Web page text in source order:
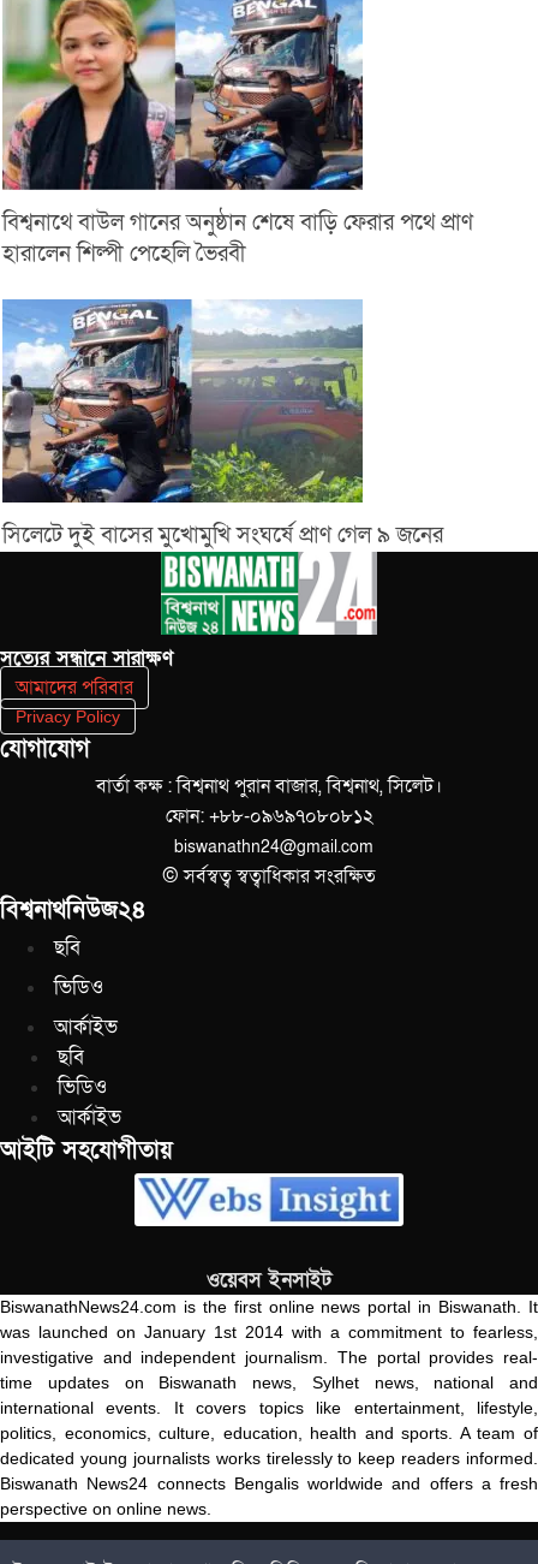
বিশ্বনাথে বাউল গানের অনুষ্ঠান শেষে বাড়ি ফেরার পথে প্রাণ
হারালেন শিল্পী পেহেলি ভৈরবী
সিলেটে দুই বাসের মুখোমুখি সংঘর্ষে প্রাণ গেল ৯ জনের
সত‌্যের সন্ধানে সারাক্ষণ
আমাদের পরিবার
Privacy Policy
যোগাযোগ
বার্তা কক্ষ : বিশ্বনাথ পুরান বাজার, বিশ্বনাথ, সিলেট।
ফোন: +৮৮-০৯৬৯৭০৮০৮১২
biswanathn24@gmail.com
© সর্বস্বত্ব স্বত্বাধিকার সংরক্ষিত
বিশ্বনাথনিউজ২৪
ছবি
ভিডিও
আর্কাইভ
ছবি
ভিডিও
আর্কাইভ
আইটি সহযোগীতায়
ওয়েবস ইনসাইট
BiswanathNews24.com is the first online news portal in Biswanath. It
was launched on January 1st 2014 with a commitment to fearless,
investigative and independent journalism. The portal provides real-
time updates on Biswanath news, Sylhet news, national and
international events. It covers topics like entertainment, lifestyle,
politics, economics, culture, education, health and sports. A team of
dedicated young journalists works tirelessly to keep readers informed.
Biswanath News24 connects Bengalis worldwide and offers a fresh
perspective on online news.